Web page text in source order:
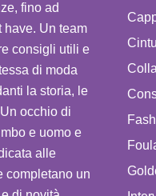
fino ad
have. Un team
consigli utili e
di moda
la storia, le
occhio di
e uomo e
alle
completano un